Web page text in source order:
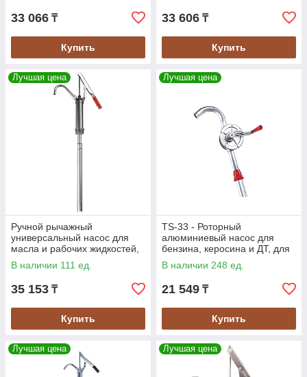
33 066 ₸
Купить
33 606 ₸
Купить
Лучшая цена
Ручной рычажный
универсальный насос для
масла и рабочих жидкостей,
для бочек 205 л. SAMOA
В наличии 111 ед.
35 153 ₸
Купить
Лучшая цена
TS-33 - Роторный
алюминиевый насос для
бензина, керосина и ДТ, для
бочек 60 - 220 л
В наличии 248 ед.
21 549 ₸
Купить
Лучшая цена Лучшая цена